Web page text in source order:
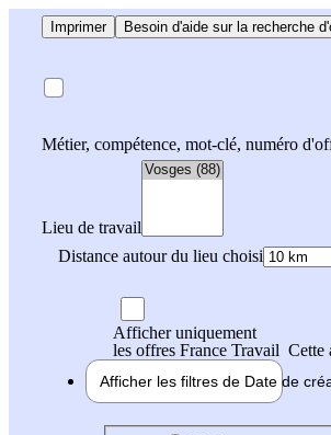
Imprimer Besoin d'aide sur la recherche
Métier, compétence, mot-clé, numéro
Lieu de travail
Distance autour du lieu choisi
Afficher uniquement
les offres France Travail Cette
Afficher les filtres de Date de